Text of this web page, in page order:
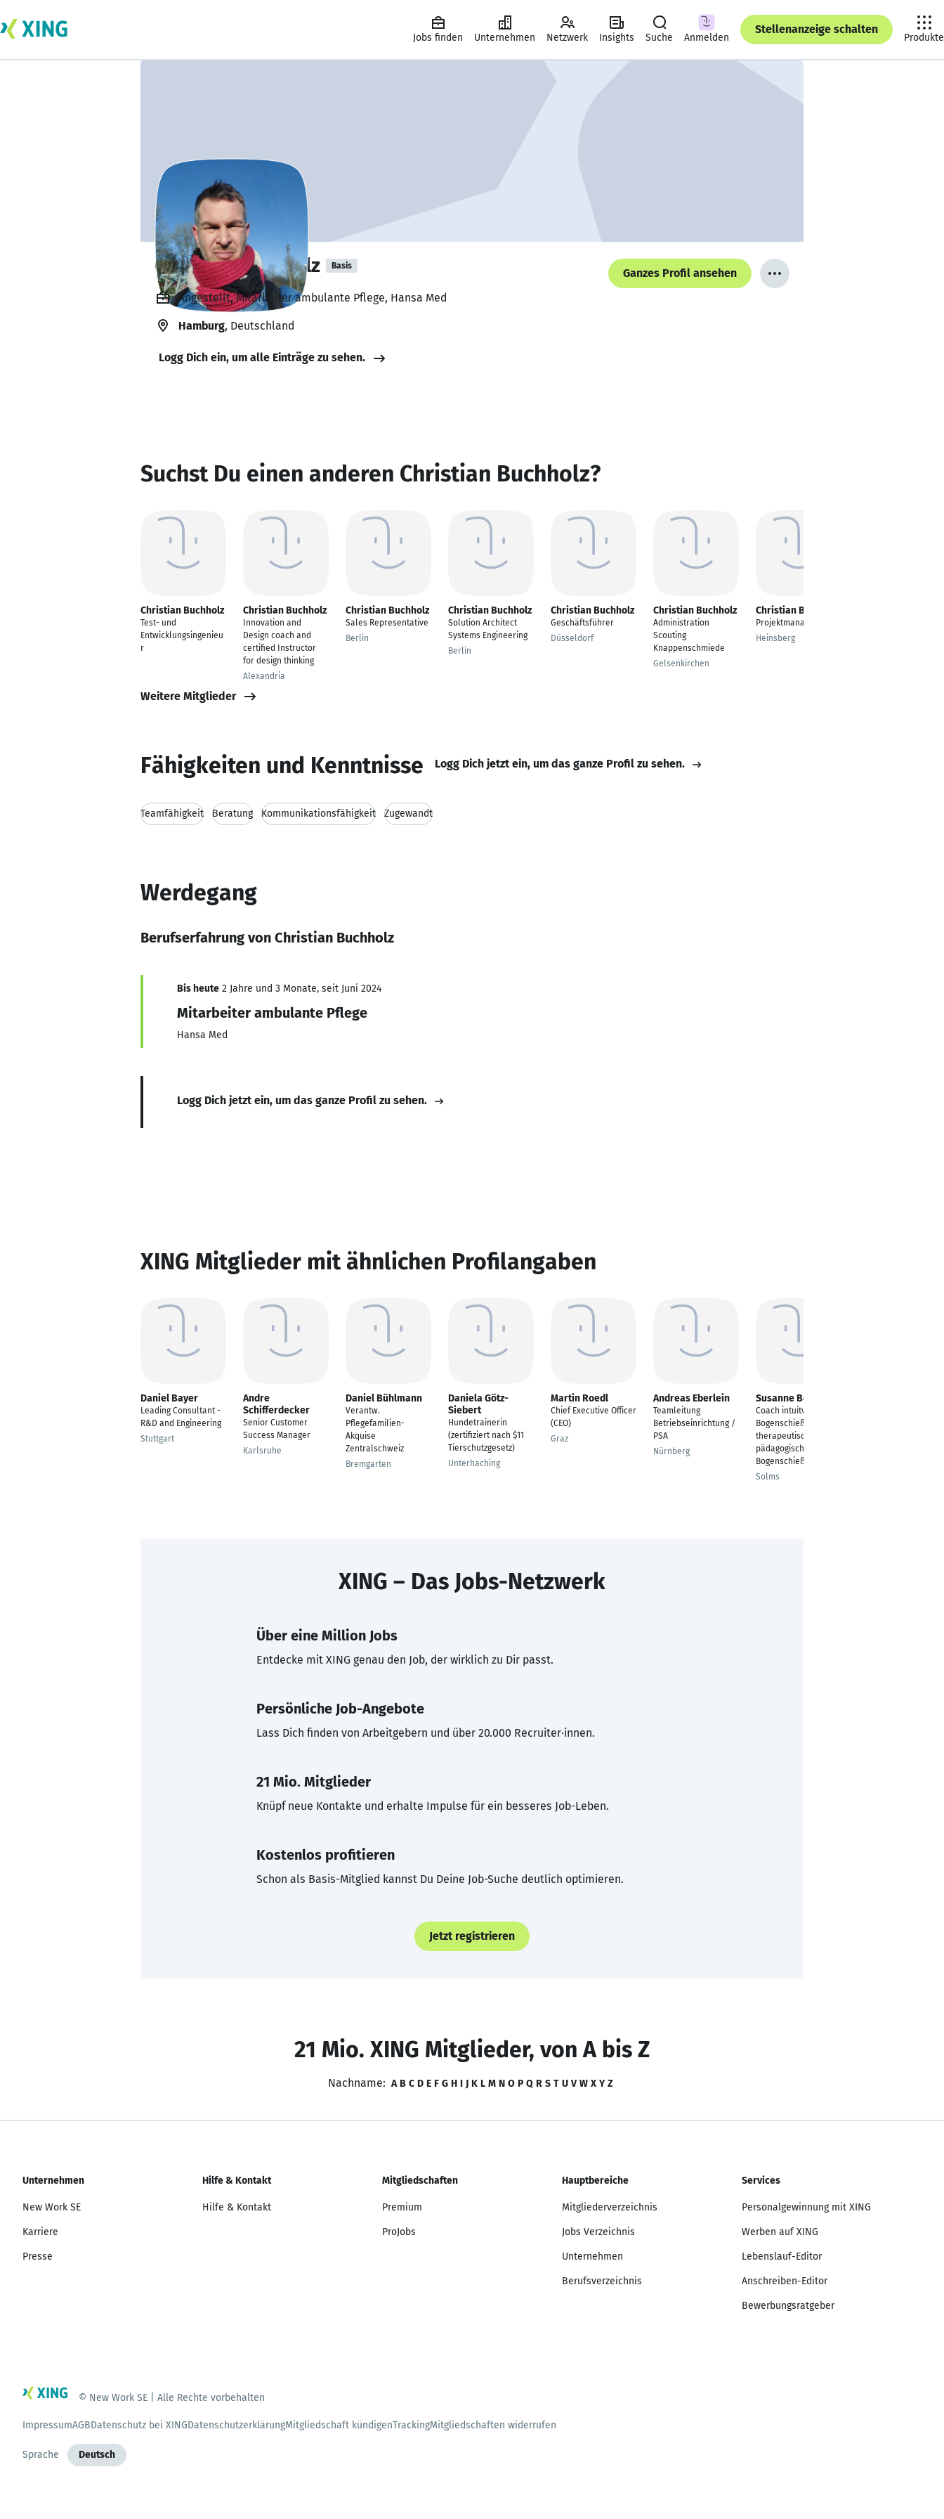
Jobs finden Unternehmen Netzwerk Insights Suche Anmelden
Stellenanzeige schalten
Produkte
Christian Buchholz Basis
Ganzes Profil ansehen
Angestellt, Mitarbeiter ambulante Pflege, Hansa Med
Hamburg, Deutschland
Logg Dich ein, um alle Einträge zu sehen.
Suchst Du einen anderen Christian Buchholz?
Christian Buchholz
Test- und
Entwicklungsingenieu
r
Christian Buchholz
Innovation and
Design coach and
certified Instructor
for design thinking
Alexandria
Christian Buchholz
Sales Representative
Berlin
Christian Buchholz
Solution Architect
Systems Engineering
Berlin
Christian Buchholz
Geschäftsführer
Düsseldorf
Christian Buchholz
Administration
Scouting
Knappenschmiede
Gelsenkirchen
Christian Buchholz
Projektmanagement
Heinsberg
Weitere Mitglieder
Fähigkeiten und Kenntnisse Logg Dich jetzt ein, um das ganze Profil zu sehen.
Teamfähigkeit Beratung Kommunikationsfähigkeit Zugewandt
Werdegang
Berufserfahrung von Christian Buchholz
Bis heute 2 Jahre und 3 Monate, seit Juni 2024
Mitarbeiter ambulante Pflege
Hansa Med
Logg Dich jetzt ein, um das ganze Profil zu sehen.
XING Mitglieder mit ähnlichen Profilangaben
Daniel Bayer
Leading Consultant -
R&D and Engineering
Stuttgart
Andre
Schifferdecker
Senior Customer
Success Manager
Karlsruhe
Daniel Bühlmann
Verantw.
Pflegefamilien-
Akquise
Zentralschweiz
Bremgarten
Daniela Götz-
Siebert
Hundetrainerin
(zertifiziert nach $11
Tierschutzgesetz)
Unterhaching
Martin Roedl
Chief Executive Officer
(CEO)
Graz
Andreas Eberlein
Teamleitung
Betriebseinrichtung /
PSA
Nürnberg
Susanne Bezem
Coach intuitves
Bogenschießen;
therapeutisches /
pädagogisches
Bogenschießen
Solms
XING – Das Jobs-Netzwerk
Über eine Million Jobs
Entdecke mit XING genau den Job, der wirklich zu Dir passt.
Persönliche Job-Angebote
Lass Dich finden von Arbeitgebern und über 20.000 Recruiter·innen.
21 Mio. Mitglieder
Knüpf neue Kontakte und erhalte Impulse für ein besseres Job-Leben.
Kostenlos profitieren
Schon als Basis-Mitglied kannst Du Deine Job-Suche deutlich optimieren.
Jetzt registrieren
21 Mio. XING Mitglieder, von A bis Z
Nachname: A B C D E F G H I J K L M N O P Q R S T U V W X Y Z
Unternehmen
New Work SE
Karriere
Presse
Hilfe & Kontakt
Hilfe & Kontakt
Mitgliedschaften
Premium
ProJobs
Hauptbereiche
Mitgliederverzeichnis
Jobs Verzeichnis
Unternehmen
Berufsverzeichnis
Services
Personalgewinnung mit XING
Werben auf XING
Lebenslauf-Editor
Anschreiben-Editor
Bewerbungsratgeber
© New Work SE | Alle Rechte vorbehalten
ImpressumAGBDatenschutz bei XINGDatenschutzerklärungMitgliedschaft kündigenTrackingMitgliedschaften widerrufen
Sprache Deutsch